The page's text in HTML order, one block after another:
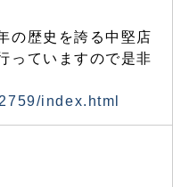
の歴史を誇る中堅店
っていますので是非
index.html